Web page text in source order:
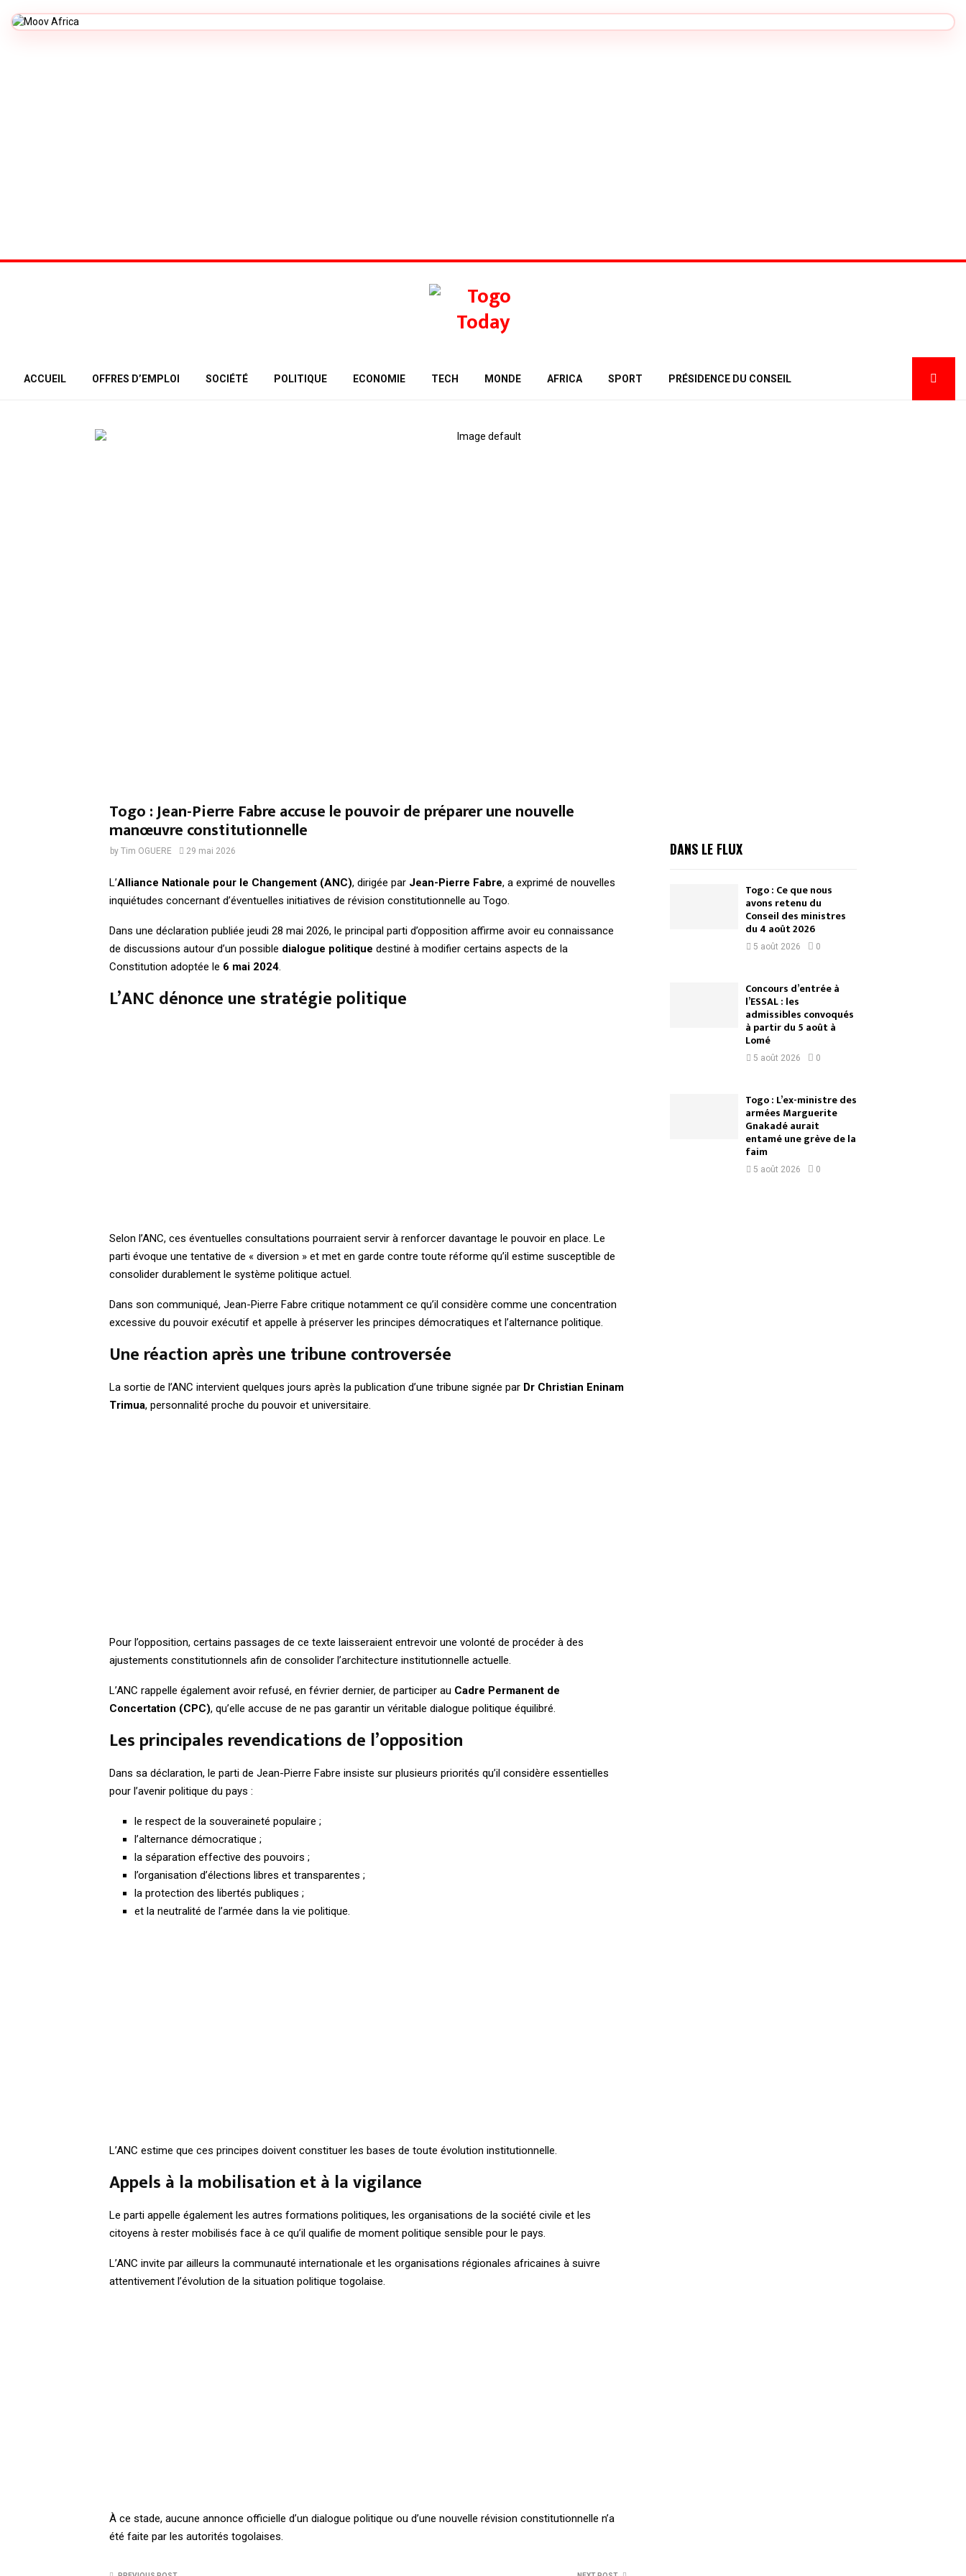
ACCUEIL OFFRES D’EMPLOI SOCIÉTÉ POLITIQUE ECONOMIE TECH MONDE AFRICA SPORT PRÉSIDENCE DU CONSEIL
Togo : Jean-Pierre Fabre accuse le pouvoir de préparer une nouvelle
manœuvre constitutionnelle
by Tim OGUERE 29 mai 2026
L’Alliance Nationale pour le Changement (ANC), dirigée par Jean-Pierre Fabre, a exprimé de nouvelles
inquiétudes concernant d’éventuelles initiatives de révision constitutionnelle au Togo.
Dans une déclaration publiée jeudi 28 mai 2026, le principal parti d’opposition affirme avoir eu connaissance
de discussions autour d’un possible dialogue politique destiné à modifier certains aspects de la
Constitution adoptée le 6 mai 2024
L’ANC dénonce une stratégie politique
Selon l’ANC, ces éventuelles consultations pourraient servir à renforcer davantage le pouvoir en place. Le
parti évoque une tentative de « diversion » et met en garde contre toute réforme qu’il estime susceptible de
consolider durablement le système politique actuel.
Dans son communiqué, Jean-Pierre Fabre critique notamment ce qu’il considère comme une concentration
excessive du pouvoir exécutif et appelle à préserver les principes démocratiques et l’alternance politique.
Une réaction après une tribune controversée
La sortie de l’ANC intervient quelques jours après la publication d’une tribune signée par Dr Christian Eninam
Trimua, personnalité proche du pouvoir et universitaire.
Pour l’opposition, certains passages de ce texte laisseraient entrevoir une volonté de procéder à des
ajustements constitutionnels afin de consolider l’architecture institutionnelle actuelle.
L’ANC rappelle également avoir refusé, en février dernier, de participer au Cadre Permanent de
Concertation (CPC), qu’elle accuse de ne pas garantir un véritable dialogue politique équilibré.
Les principales revendications de l’opposition
Dans sa déclaration, le parti de Jean-Pierre Fabre insiste sur plusieurs priorités qu’il considère essentielles
pour l’avenir politique du pays :
le respect de la souveraineté populaire ;
l’alternance démocratique ;
la séparation effective des pouvoirs ;
l’organisation d’élections libres et transparentes ;
la protection des libertés publiques ;
et la neutralité de l’armée dans la vie politique.
L’ANC estime que ces principes doivent constituer les bases de toute évolution institutionnelle.
Appels à la mobilisation et à la vigilance
Le parti appelle également les autres formations politiques, les organisations de la société civile et les
citoyens à rester mobilisés face à ce qu’il qualifie de moment politique sensible pour le pays.
L’ANC invite par ailleurs la communauté internationale et les organisations régionales africaines à suivre
attentivement l’évolution de la situation politique togolaise.
À ce stade, aucune annonce officielle d’un dialogue politique ou d’une nouvelle révision constitutionnelle n’a
été faite par les autorités togolaises.
DANS LE FLUX
Togo : Ce que nous
avons retenu du
Conseil des ministres
du 4 août 2026
5 août 2026 0
Concours d’entrée à
l’ESSAL : les
admissibles convoqués
à partir du 5 août à
Lomé
5 août 2026 0
Togo : L’ex-ministre des
armées Marguerite
Gnakadé aurait
entamé une grève de la
faim
5 août 2026 0